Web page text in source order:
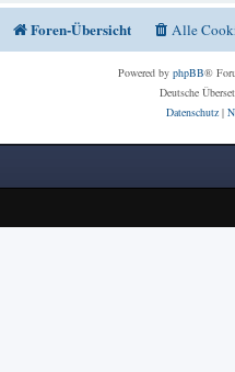
Foren-Übersicht Alle
Powered by phpBB®
Deutsche
Datenschutz|